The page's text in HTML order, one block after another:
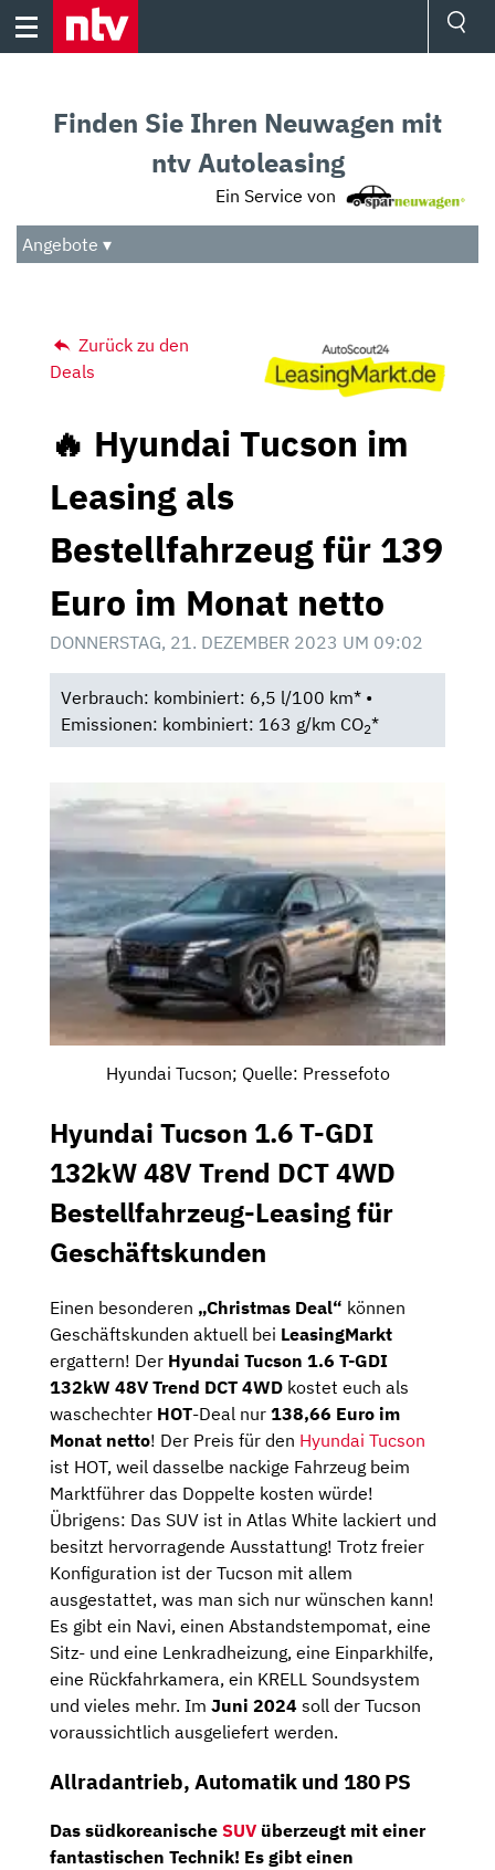
Skip
Audio
Das Beste
Finden Sie Ihren Neuwagen mit
ntv Autoleasing
Ein Service von
Angebote ▾
Zurück zu den
Deals
🔥 Hyundai Tucson im
Leasing als
Bestellfahrzeug für 139
Euro im Monat netto
DONNERSTAG, 21. DEZEMBER 2023 UM 09:02
Verbrauch: kombiniert: 6,5 l/100 km* •
Emissionen: kombiniert: 163 g/km CO2*
Hyundai Tucson; Quelle: Pressefoto
Hyundai Tucson 1.6 T-GDI
132kW 48V Trend DCT 4WD
Bestellfahrzeug-Leasing für
Geschäftskunden
Einen besonderen „Christmas Deal“ können
Geschäftskunden aktuell bei LeasingMarkt
ergattern! Der Hyundai Tucson 1.6 T-GDI
132kW 48V Trend DCT 4WD kostet euch als
waschechter HOT-Deal nur 138,66 Euro im
Monat netto! Der Preis für den Hyundai Tucson
ist HOT, weil dasselbe nackige Fahrzeug beim
Marktführer das Doppelte kosten würde!
Übrigens: Das SUV ist in Atlas White lackiert und
besitzt hervorragende Ausstattung! Trotz freier
Konfiguration ist der Tucson mit allem
ausgestattet, was man sich nur wünschen kann!
Es gibt ein Navi, einen Abstandstempomat, eine
Sitz- und eine Lenkradheizung, eine Einparkhilfe,
eine Rückfahrkamera, ein KRELL Soundsystem
und vieles mehr. Im Juni 2024 soll der Tucson
voraussichtlich ausgeliefert werden.
Allradantrieb, Automatik und 180 PS
Das südkoreanische SUV überzeugt mit einer
fantastischen Technik! Es gibt einen